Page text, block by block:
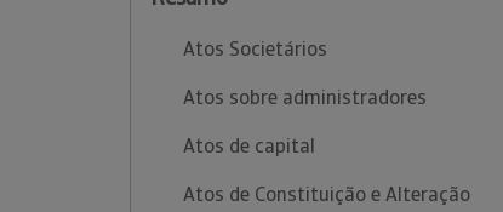
Atos Societários
Atos sobre administradores
Atos de capital
Atos de Constituição e Alteração